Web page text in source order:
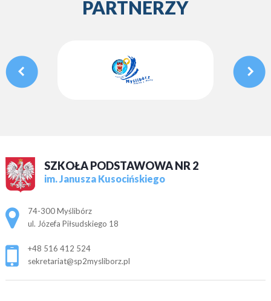
PARTNERZY
SZKOŁA PODSTAWOWA NR 2
im. Janusza Kusocińskiego
Adres pocztowy:
74-300 Myślibórz
ul. Józefa Piłsudskiego 18
+48 516 412 524
sekretariat@sp2mysliborz.pl